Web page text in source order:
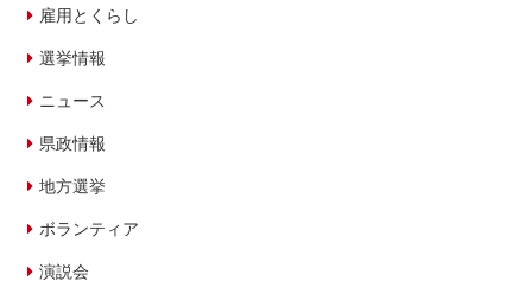
雇用とくらし
選挙情報
ニュース
県政情報
地方選挙
ボランティア
演説会